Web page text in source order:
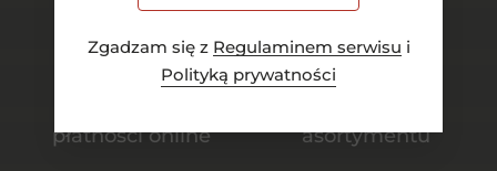
Zgadzam się z Regulaminem serwisu i
Polityką prywatności
płatności online
asortymentu